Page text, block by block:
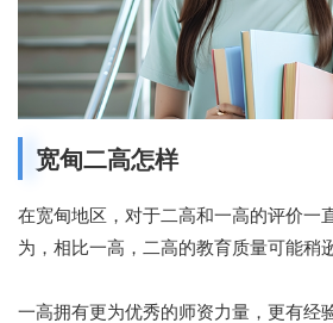
宽甸二高怎样
在宽甸地区，对于二高和一高的评价一
为，相比一高，二高的教育质量可能稍
一高拥有更为优秀的师资力量，更有经